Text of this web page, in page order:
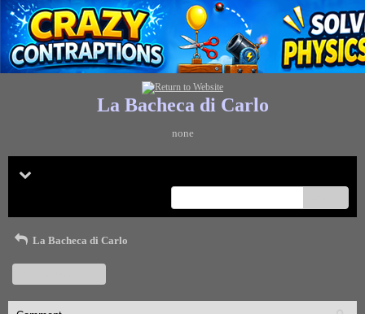
La Bacheca di Carlo
none
La Bacheca di Carlo